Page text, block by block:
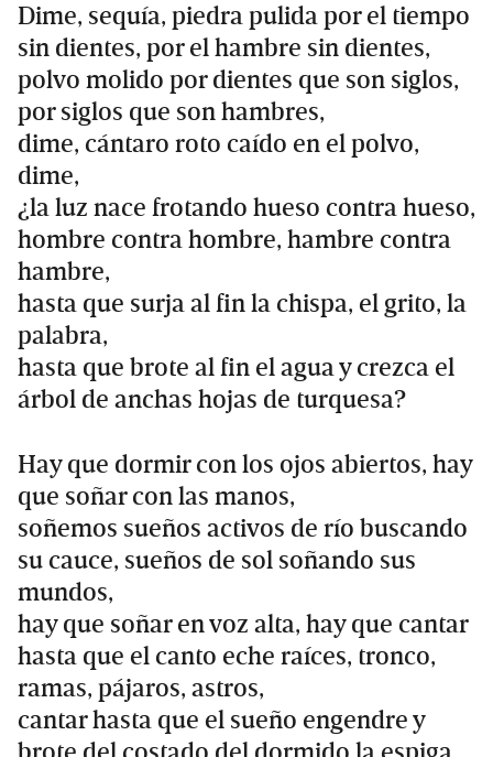
Dime, sequía, piedra pulida por el tiempo
sin dientes, por el hambre sin dientes,
polvo molido por dientes que son siglos,
por siglos que son hambres,
dime, cántaro roto caído en el polvo,
dime,
¿la luz nace frotando hueso contra hueso,
hombre contra hombre, hambre contra
hambre,
hasta que surja al fin la chispa, el grito, la
palabra,
hasta que brote al fin el agua y crezca el
árbol de anchas hojas de turquesa?
Hay que dormir con los ojos abiertos, hay
que soñar con las manos,
soñemos sueños activos de río buscando
su cauce, sueños de sol soñando sus
mundos,
hay que soñar en voz alta, hay que cantar
hasta que el canto eche raíces, tronco,
ramas, pájaros, astros,
cantar hasta que el sueño engendre y